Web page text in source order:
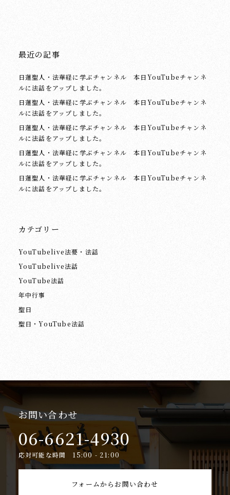
最近の記事
日蓮聖人・法華経に学ぶチャンネル 本日YouTubeチャンネ
ルに法話をアップしました。
日蓮聖人・法華経に学ぶチャンネル 本日YouTubeチャンネ
ルに法話をアップしました。
日蓮聖人・法華経に学ぶチャンネル 本日YouTubeチャンネ
ルに法話をアップしました。
日蓮聖人・法華経に学ぶチャンネル 本日YouTubeチャンネ
ルに法話をアップしました。
日蓮聖人・法華経に学ぶチャンネル 本日YouTubeチャンネ
ルに法話をアップしました。
カテゴリー
YouTubelive法要・法話
YouTubelive法話
YouTube法話
年中行事
聖日
聖日・YouTube法話
お問い合わせ
06-6621-4930
応対可能な時間 15:00 - 21:00
フォームからお問い合わせ